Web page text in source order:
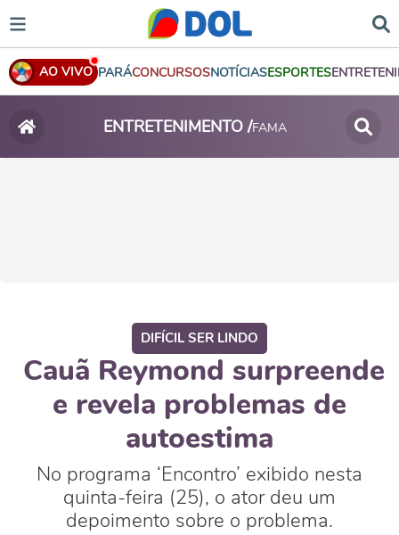
AO VIVO PARÁCONCURSOSNOTÍCIASESPORTES
ENTRETENIMENTO /FAMA
DIFÍCIL SER LINDO
Cauã Reymond surpreende
e revela problemas de
autoestima
No programa ‘Encontro’ exibido nesta
quinta-feira (25), o ator deu um
depoimento sobre o problema.